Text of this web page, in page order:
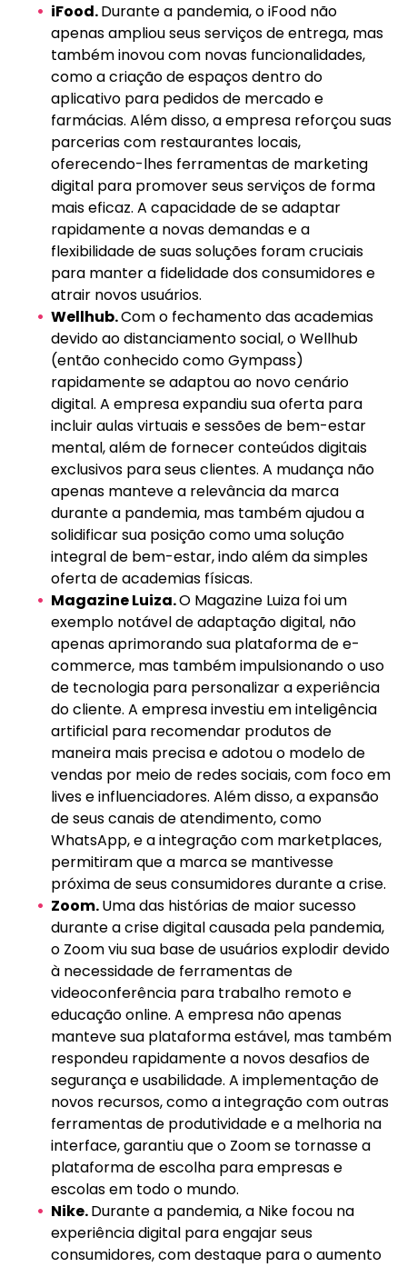
iFood.Durante a pandemia, o iFood não
apenas ampliou seus serviços de entrega, mas
também inovou com novas funcionalidades,
como a criação de espaços dentro do
aplicativo para pedidos de mercado e
farmácias. Além disso, a empresa reforçou suas
parcerias com restaurantes locais,
oferecendo-lhes ferramentas de marketing
digital para promover seus serviços de forma
mais eficaz. A capacidade de se adaptar
rapidamente a novas demandas e a
flexibilidade de suas soluções foram cruciais
para manter a fidelidade dos consumidores e
atrair novos usuários.
Wellhub.Com o fechamento das academias
devido ao distanciamento social, o Wellhub
(então conhecido como Gympass)
rapidamente se adaptou ao novo cenário
digital. A empresa expandiu sua oferta para
incluir aulas virtuais e sessões de bem-estar
mental, além de fornecer conteúdos digitais
exclusivos para seus clientes. A mudança não
apenas manteve a relevância da marca
durante a pandemia, mas também ajudou a
solidificar sua posição como uma solução
integral de bem-estar, indo além da simples
oferta de academias físicas.
Magazine Luiza.O Magazine Luiza foi um
exemplo notável de adaptação digital, não
apenas aprimorando sua plataforma de e-
commerce, mas também impulsionando o uso
de tecnologia para personalizar a experiência
do cliente. A empresa investiu em inteligência
artificial para recomendar produtos de
maneira mais precisa e adotou o modelo de
vendas por meio de redes sociais, com foco em
lives e influenciadores. Além disso, a expansão
de seus canais de atendimento, como
WhatsApp, e a integração com marketplaces,
permitiram que a marca se mantivesse
próxima de seus consumidores durante a crise.
Zoom.Uma das histórias de maior sucesso
durante a crise digital causada pela pandemia,
o Zoom viu sua base de usuários explodir devido
à necessidade de ferramentas de
videoconferência para trabalho remoto e
educação online. A empresa não apenas
manteve sua plataforma estável, mas também
respondeu rapidamente a novos desafios de
segurança e usabilidade. A implementação de
novos recursos, como a integração com outras
ferramentas de produtividade e a melhoria na
interface, garantiu que o Zoom se tornasse a
plataforma de escolha para empresas e
escolas em todo o mundo.
Nike.Durante a pandemia, a Nike focou na
experiência digital para engajar seus
consumidores, com destaque para o aumento